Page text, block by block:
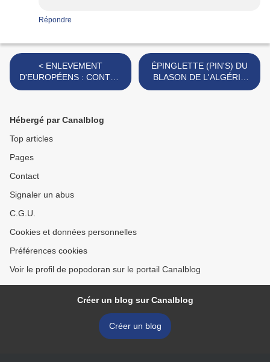
Répondre
< ENLEVEMENT
D'EUROPÉENS : CONTRE
UNE ERREUR TROP
ÉPINGLETTE (PIN'S) DU
BLASON DE L'ALGÉRIE
FRANCAISE >
Hébergé par Canalblog
Top articles
Pages
Contact
Signaler un abus
C.G.U.
Cookies et données personnelles
Préférences cookies
Voir le profil de popodoran sur le portail Canalblog
Créer un blog sur Canalblog
Créer un blog